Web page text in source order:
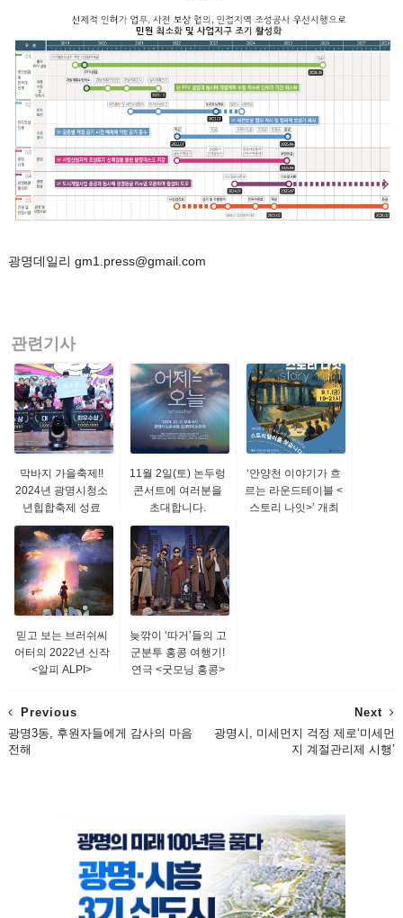
광명데일리 gm1.press@gmail.com
관련기사
막바지 가을축제!!
2024년 광명시청소
년힙합축제 성료
11월 2일(토) 논두렁
콘서트에 여러분을
초대합니다.
‘안양천 이야기가 흐
르는 라운드테이블 <
스토리 나잇>’ 개최
믿고 보는 브러쉬씨
어터의 2022년 신작
<알피 ALPI>
늦깎이 ‘따거’들의 고
군분투 홍콩 여행기!
연극 <굿모닝 홍콩>
Next
광명시, 미세먼지 걱정 제로‘미세먼
지 계절관리제 시행’
Previous
광명3동, 후원자들에게 감사의 마음
전해